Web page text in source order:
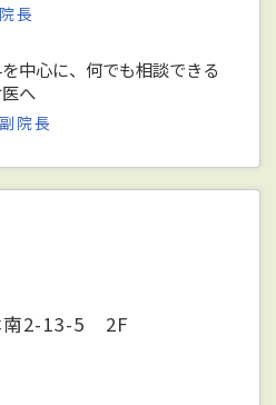
長
中心に、何でも相談できる
へ
院長
南2-13-5 2F